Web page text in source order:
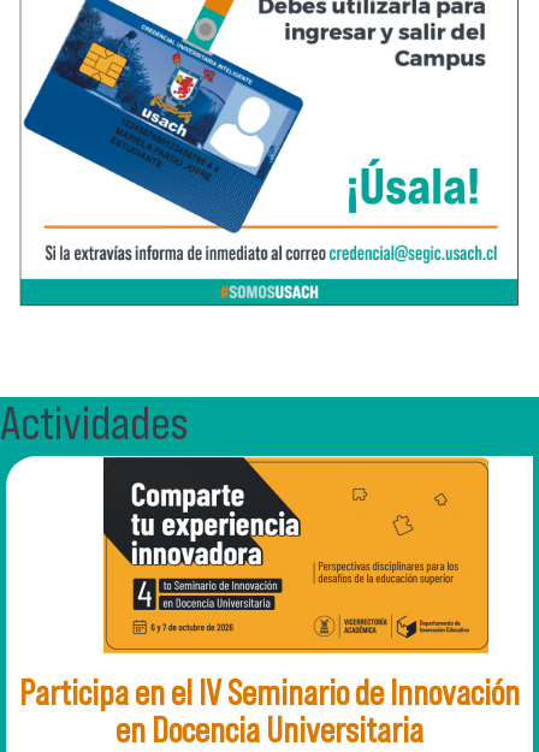
Actividades
Participa en el IV Seminario de Innovación
en Docencia Universitaria